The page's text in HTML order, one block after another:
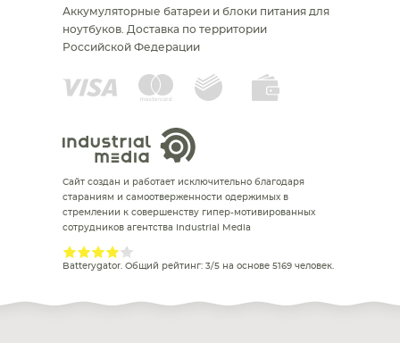
Аккумуляторные батареи и блоки питания для
ноутбуков. Доставка по территории
Российской Федерации
Сайт создан и работает исключительно благодаря
стараниям и самоотверженности одержимых в
стремлении к совершенству гипер-мотивированных
сотрудников агентства Industrial Media
Batterygator. Общий рейтинг: 3/5 на основе 5169 человек.